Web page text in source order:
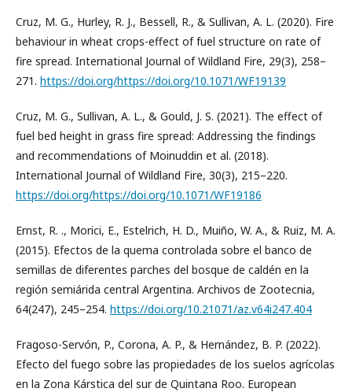
Cruz, M. G., Hurley, R. J., Bessell, R., & Sullivan, A. L. (2020). Fire
behaviour in wheat crops-effect of fuel structure on rate of
fire spread. International Journal of Wildland Fire, 29(3), 258–
271. https://doi.org/https://doi.org/10.1071/WF19139
Cruz, M. G., Sullivan, A. L., & Gould, J. S. (2021). The effect of
fuel bed height in grass fire spread: Addressing the findings
and recommendations of Moinuddin et al. (2018).
International Journal of Wildland Fire, 30(3), 215–220.
https://doi.org/https://doi.org/10.1071/WF19186
Ernst, R. ., Morici, E., Estelrich, H. D., Muiño, W. A., & Ruiz, M. A.
(2015). Efectos de la quema controlada sobre el banco de
semillas de diferentes parches del bosque de caldén en la
región semiárida central Argentina. Archivos de Zootecnia,
64(247), 245–254. https://doi.org/10.21071/az.v64i247.404
Fragoso-Servón, P., Corona, A. P., & Hernández, B. P. (2022).
Efecto del fuego sobre las propiedades de los suelos agrícolas
en la Zona Kárstica del sur de Quintana Roo. European